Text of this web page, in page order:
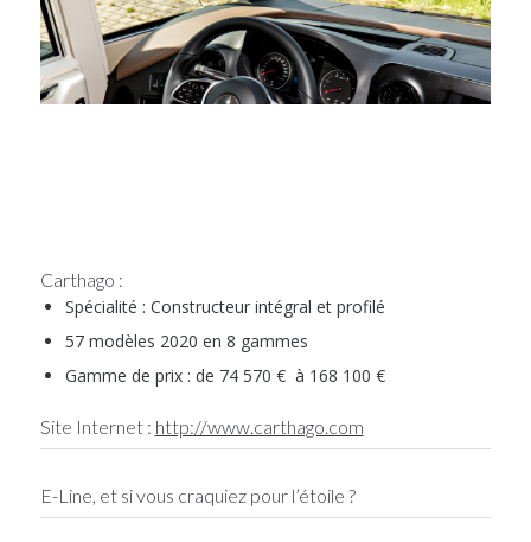
Carthago :
Spécialité : Constructeur intégral et profilé
57 modèles 2020 en 8 gammes
Gamme de prix : de 74 570 € à 168 100 €
Site Internet : http://www.carthago.com
E-Line, et si vous craquiez pour l’étoile ?